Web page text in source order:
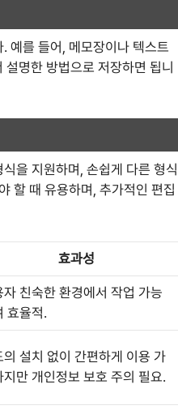
예를 들어, 메모장이나 텍스트
명한 방법으로 저장하면 됩니
을 지원하며, 손쉽게 다른 형식
할 때 유용하며, 추가적인 편집
효과성
자 친숙한 환경에서 작업 가능
효율적.
의 설치 없이 간편하게 이용 가
지만 개인정보 보호 주의 필요.